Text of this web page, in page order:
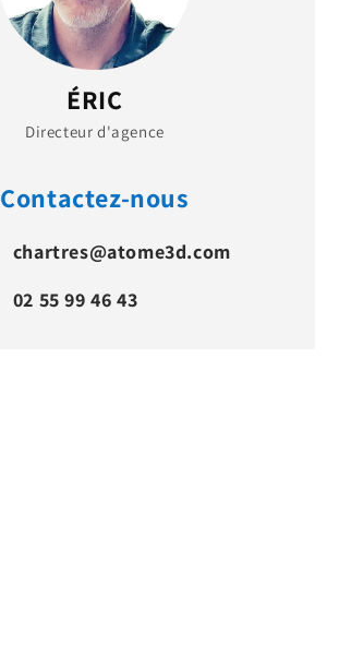
ÉRIC
Directeur d'agence
Contactez-nous
chartres@atome3d.com
02 55 99 46 43